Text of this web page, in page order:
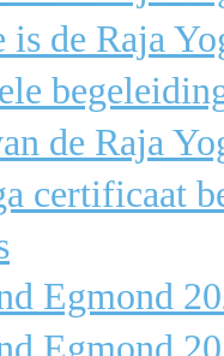
is de Raja
de Raja
certificaat
Egmond